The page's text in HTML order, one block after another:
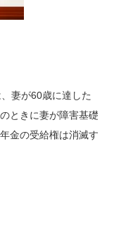
妻が60歳に達した
ときに妻が障害基礎
金の受給権は消滅す